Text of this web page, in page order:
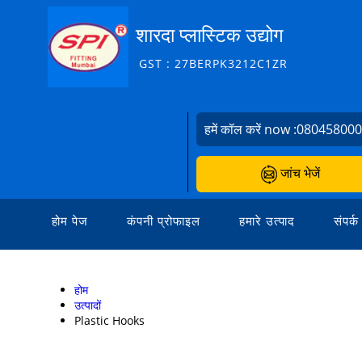
शारदा प्लास्टिक उद्योग
GST : 27BERPK3212C1ZR
हमें कॉल करें now :
जांच भेजें
होम पेज कंपनी प्रोफाइल हमारे उत्पाद
होम
उत्पादों
Plastic Hooks